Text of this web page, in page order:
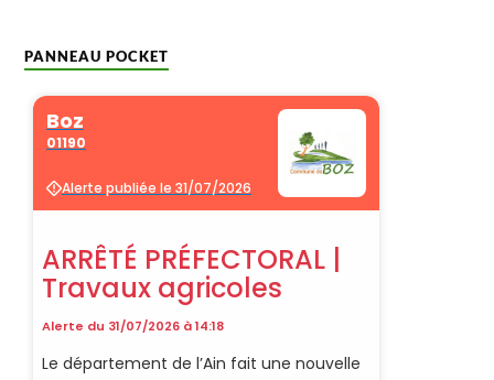
PANNEAU POCKET